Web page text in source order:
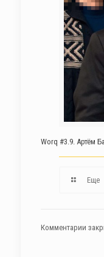
Worq #3.9. Артём
Еще
Комментарии